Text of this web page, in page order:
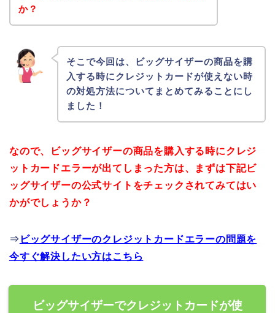
か？
そこで今回は、ビッグサイザーの商品を購
入する時にクレジットカードが使えない時
の対処方法についてまとめてみることにし
ました！
なので、ビッグサイザーの商品を購入する時にクレジ
ットカードエラーが出てしまった方は、まずは下記ビ
ッグサイザーの公式サイトをチェックされてみてはい
かがでしょうか？
⇒ ビッグサイザーのクレジットカードエラーの問題を
今すぐ解決したい方はこちら
ビッグサイザーでクレジットカードが使